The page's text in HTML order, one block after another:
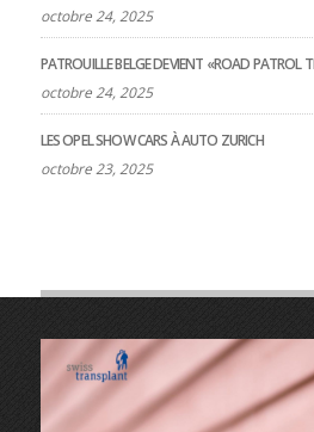
octobre 24, 2025
PATROUILLE BELGE DEVIENT «ROAD PATROL
octobre 24, 2025
LES OPEL SHOW CARS À AUTO ZURICH
octobre 23, 2025